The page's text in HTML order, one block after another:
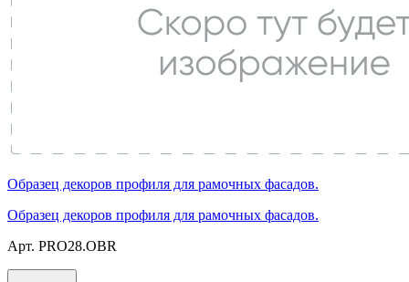
Образец декоров профиля для рамочных фасадов.
Образец декоров профиля для рамочных фасадов.
Арт. PRO28.OBR